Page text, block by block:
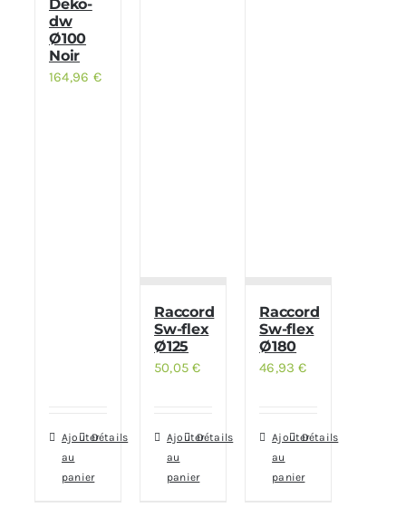
Deko-
dw
Ø100
Noir
164,96 €
Ajouter
au
panier
Détails
Raccord
Sw-flex
Ø125
50,05€
Ajouter
au
panier
Détails
Raccord
Sw-flex
Ø180
46,93€
Ajouter
au
panier
Détails